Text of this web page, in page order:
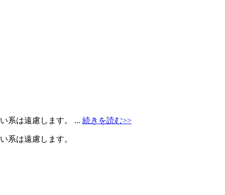
系は遠慮します。 ... 続きを読む>>
系は遠慮します。